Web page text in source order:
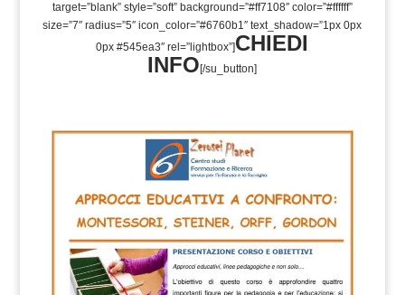
target=”blank” style=”soft” background=”#ff7108″ color=”#ffffff”
size=”7″ radius=”5″ icon_color=”#6760b1″ text_shadow=”1px 0px
0px #545ea3″ rel=”lightbox”]CHIEDI
INFO[/su_button]